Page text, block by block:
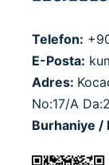
Telefon:
E-Posta:
Adres:
No:17/A Da:2
Burhaniye /